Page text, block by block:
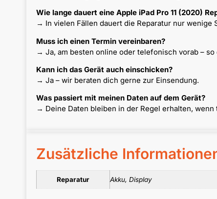
Wie lange dauert eine Apple iPad Pro 11 (2020)
→ In vielen Fällen dauert die Reparatur nur wenige
Muss ich einen Termin vereinbaren?
→ Ja, am besten online oder telefonisch vorab –
Kann ich das Gerät auch einschicken?
→ Ja – wir beraten dich gerne zur Einsendung.
Was passiert mit meinen Daten auf dem Gerät?
→ Deine Daten bleiben in der Regel erhalten,
Zusätzliche
Reparatur Akku, Display